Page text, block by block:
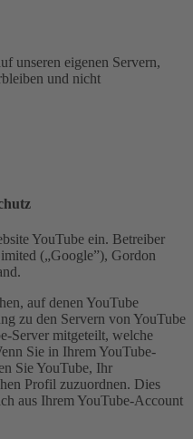
unseren eigenen Servern,
und nicht
YouTube ein. Betreiber
(„Google”), Gordon
auf denen YouTube
zu den Servern von YouTube
Server mitgeteilt, welche
Sie in Ihrem YouTube-
Sie YouTube, Ihr
Profil zuzuordnen. Dies
aus Ihrem YouTube-Account